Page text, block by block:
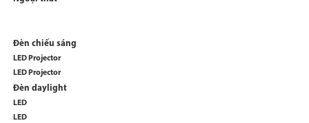
Đèn chiếu sáng
LED Projector
LED Projector
Đèn daylight
LED
LED